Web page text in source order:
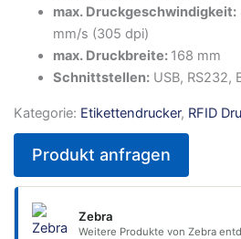
max. Druckgeschwindigkeit:
mm/s (305 dpi)
max. Druckbreite: 168 mm
Schnittstellen: USB, RS232,
Kategorie: Etikettendrucker, RFID
Produkt anfragen
Zebra
Weitere Produkte von Zebra